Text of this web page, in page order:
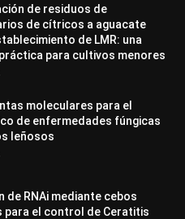
de residuos de
de cítricos a aguacate
de LMR: una
para cultivos menores
moleculares para el
de enfermedades fúngicas
leñosos
de RNAi mediante cebos
para el control de Ceratitis